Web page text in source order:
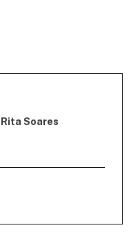
Soares